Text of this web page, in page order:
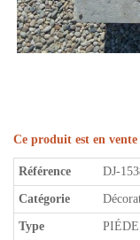
Ce produit est en vente
Référence DJ-
Catégorie
Type